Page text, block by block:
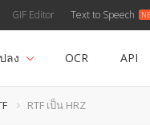
GIF Editor Text to Speech
ลง OCR API
RTF เป็น HRZ